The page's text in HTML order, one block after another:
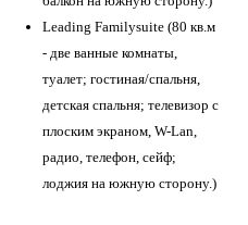
Leading Familysuite (80 кв.м
- две ванные комнаты,
туалет; гостиная/спальня,
детская спальня; телевизор с
плоским экраном, W-Lan,
радио, телефон, сейф;
лоджия на южную сторону.)